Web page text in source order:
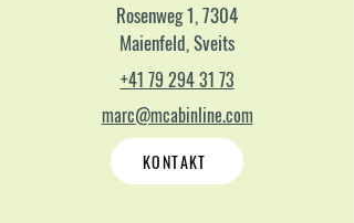
Rosenweg 1, 7304
Maienfeld, Sveits
+41 79 294 31 73
marc@mcabinline.com
KONTAKT